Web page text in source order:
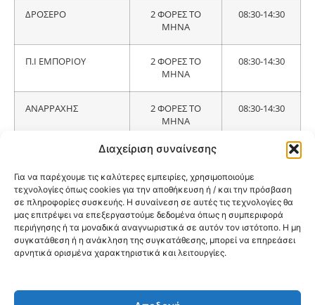
Διαχείριση συναίνεσης
Για να παρέχουμε τις καλύτερες εμπειρίες, χρησιμοποιούμε
τεχνολογίες όπως cookies για την αποθήκευση ή / και την πρόσβαση
σε πληροφορίες συσκευής. Η συναίνεση σε αυτές τις τεχνολογίες θα
μας επιτρέψει να επεξεργαστούμε δεδομένα όπως η συμπεριφορά
περιήγησης ή τα μοναδικά αναγνωριστικά σε αυτόν τον ιστότοπο. Η μη
συγκατάθεση ή η ανάκληση της συγκατάθεσης, μπορεί να επηρεάσει
αρνητικά ορισμένα χαρακτηριστικά και λειτουργίες.
ΔΡΟΣΕΡΟ
2 ΦΟΡΕΣ ΤΟ
ΜΗΝΑ
08:30-14:30
Π.Ι ΕΜΠΟΡΙΟΥ
2 ΦΟΡΕΣ ΤΟ
ΜΗΝΑ
08:30-14:30
ΑΝΑΡΡΑΧΗΣ
2 ΦΟΡΕΣ ΤΟ
ΜΗΝΑ
08:30-14:30
2 ΦΟΡΕΣ ΤΟ
ΜΗΛΟΧΩΡΙΟΥ
2 ΦΟΡΕΣ ΤΟ
ΜΗΝΑ
08:30-14:30
Π.Ι ΒΛΑΣΤΗΣ
2 ΦΟΡΕΣ ΤΟ